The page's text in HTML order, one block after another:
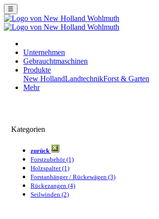
☰
Unternehmen
Gebrauchtmaschinen
Produkte
New HollandLandtechnikForst & Garten
Mehr
Kategorien
zurück
Forstzubehör (1)
Holzspalter (1)
Forstanhänger / Rückewägen (3)
Rückezangen (4)
Seilwinden (2)